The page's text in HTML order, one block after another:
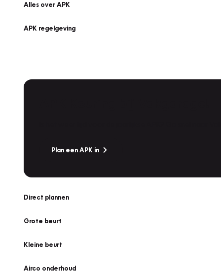
Alles over APK
APK regelgeving
Plan een APK in
Direct plannen
Grote beurt
Kleine beurt
Airco onderhoud